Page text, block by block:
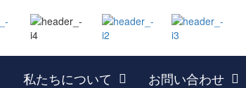
私たちについて お問い合わせ